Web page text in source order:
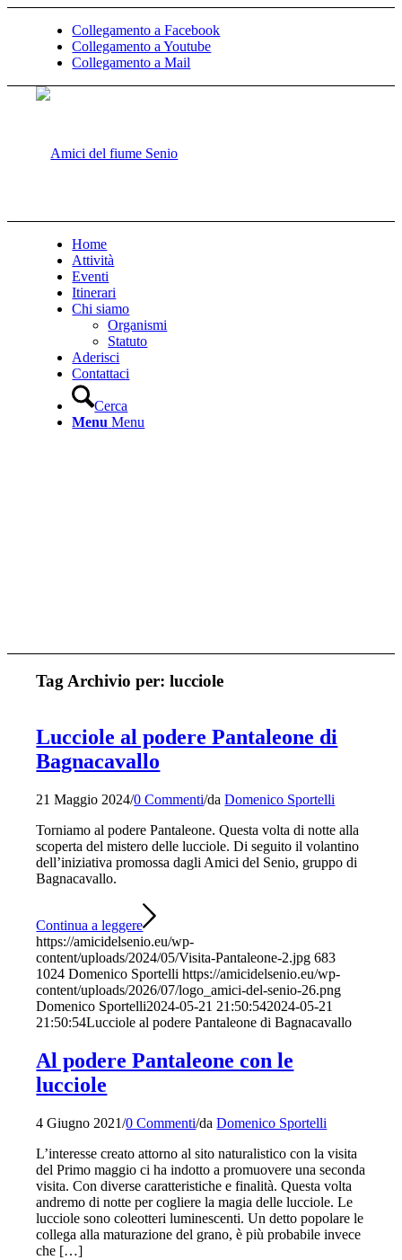
Collegamento a Facebook
Collegamento a Youtube
Collegamento a Mail
Home
Attività
Eventi
Itinerari
Chi siamo
Organismi
Statuto
Aderisci
Contattaci
Cerca
Menu Menu
Tag Archivio per:lucciole
Lucciole al podere Pantaleone di
Bagnacavallo
21 Maggio 2024/0 Commenti/daDomenico Sportelli
Torniamo al podere Pantaleone. Questa volta di notte alla
scoperta del mistero delle lucciole. Di seguito il volantino
dell’iniziativa promossa dagli Amici del Senio, gruppo di
Bagnacavallo.
Continua a leggere
https://amicidelsenio.eu/wp-
content/uploads/2024/05/Visita-Pantaleone-2.jpg 683
1024 Domenico Sportelli https://amicidelsenio.eu/wp-
content/uploads/2026/07/logo_amici-del-senio-26.png
Domenico Sportelli2024-05-21 21:50:542024-05-21
21:50:54Lucciole al podere Pantaleone di Bagnacavallo
Al podere Pantaleone con le
lucciole
4 Giugno 2021/0 Commenti/daDomenico Sportelli
L’interesse creato attorno al sito naturalistico con la visita
del Primo maggio ci ha indotto a promuovere una seconda
visita. Con diverse caratteristiche e finalità. Questa volta
andremo di notte per cogliere la magia delle lucciole. Le
lucciole sono coleotteri luminescenti. Un detto popolare le
collega alla maturazione del grano, è più probabile invece
che […]